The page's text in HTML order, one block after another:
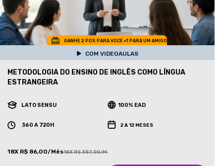
GANHE 2 POS PARA VOCE +1 PARA UM AMIGO
COM VIDEOAULAS
METODOLOGIA DO ENSINO DE INGLÊS COMO LÍNGUA
ESTRANGEIRA
LATO SENSU 100% EAD
360 A 720H 2 A 12 MESES
18X R$ 86,00/Mês18X R$ 387,00/Mês